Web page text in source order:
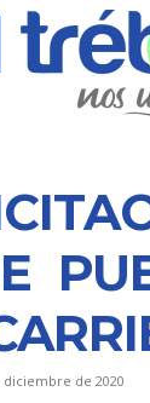
diciembre de 2020